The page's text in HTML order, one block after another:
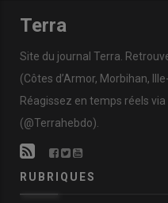
Terra
Site du journal Terra.
(Côtes d’Armor, Morbihan,
Réagissez en temps réels
(@Terrahebdo).
RUBRIQUES